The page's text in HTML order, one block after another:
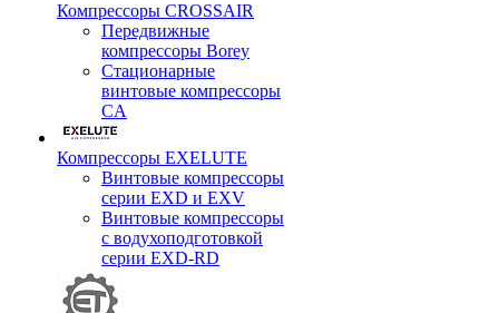
Компрессоры CROSSAIR
Передвижные
компрессоры Borey
Стационарные
винтовые компрессоры
CA
Компрессоры EXELUTE
Винтовые компрессоры
серии EXD и EXV
Винтовые компрессоры
с водухоподготовкой
серии EXD-RD